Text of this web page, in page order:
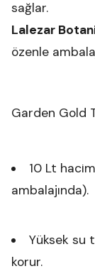
sağlar.
Lalezar
özenle
Garden Gold
10 Lt
ambalajında).
Yüksek su
korur.